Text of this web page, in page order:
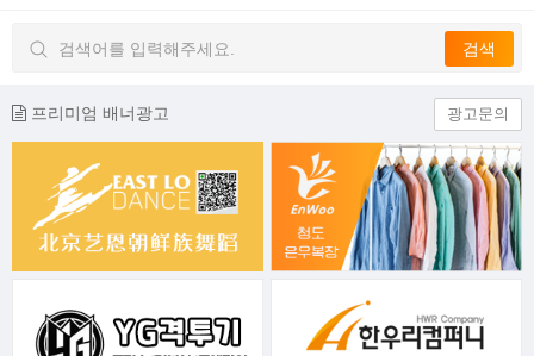
프리미엄 배너광고 광고문의